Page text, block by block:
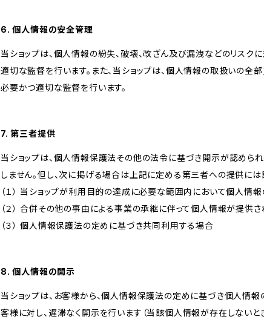
6. 個人情報の安全管理
当ショップは、個人情報の紛失、破壊、改ざん及び漏洩などのリスク
適切な監督を行います。また、当ショップは、個人情報の取扱いの
必要かつ適切な監督を行います。
7. 第三者提供
当ショップは、個人情報保護法その他の法令に基づき開示が認めら
しません。但し、次に掲げる場合は上記に定める第三者への提供には
（１） 当ショップが利用目的の達成に必要な範囲内において個人
（２） 合併その他の事由による事業の承継に伴って個人情報が提供
（３） 個人情報保護法の定めに基づき共同利用する場合
8. 個人情報の開示
当ショップは、お客様から、個人情報保護法の定めに基づき個人情
客様に対し、遅滞なく開示を行います（当該個人情報が存在しないと